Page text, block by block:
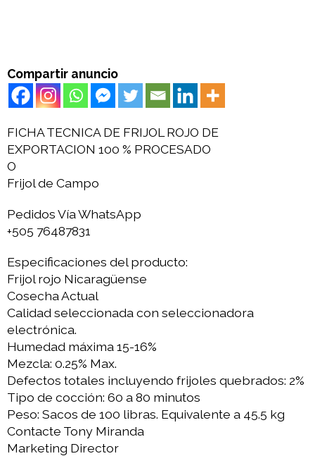
Compartir anuncio
FICHA TECNICA DE FRIJOL ROJO DE
EXPORTACION 100 % PROCESADO
O
Frijol de Campo
Pedidos Vía WhatsApp
+505 76487831
Especificaciones del producto:
Frijol rojo Nicaragüense
Cosecha Actual
Calidad seleccionada con seleccionadora
electrónica.
Humedad máxima 15-16%
Mezcla: 0.25% Max.
Defectos totales incluyendo frijoles quebrados: 2%
Tipo de cocción: 60 a 80 minutos
Peso: Sacos de 100 libras. Equivalente a 45.5 kg
Contacte Tony Miranda
Marketing Director